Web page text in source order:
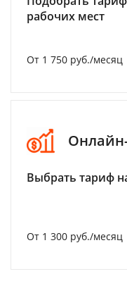
рабочих мест
От 1 750 руб./месяц
Выбрать тариф
От 1 300 руб./месяц